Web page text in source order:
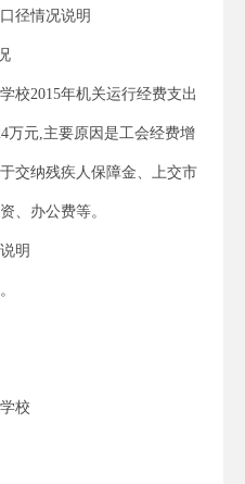
径情况说明
校2015年机关运行经费支出
万元,主要原因是工会经费增
交纳残疾人保障金、上交市
、办公费等。
明
校